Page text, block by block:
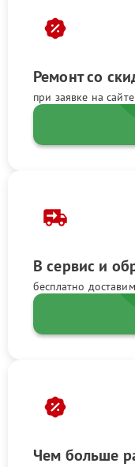
Ремонт со
при заявке на сайте
В сервис и
бесплатно
Чем больше